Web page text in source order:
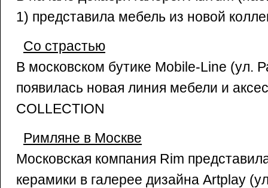
1) представила мебель из новой
Со страстью
В московском бутике Mobile-Line (ул.
появилась новая линия мебели и
COLLECTION
Римляне в Москве
Московская компания Rim
керамики в галерее дизайна Artplay